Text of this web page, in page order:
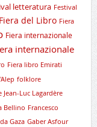
letteratura Festival
Fiera del Libro Fiera
Fiera internazionale
internazionale
Fiera libro Emirati
folklore
Jean-Luc Lagardère
Bellino Francesco
Gaza Gaber Asfour